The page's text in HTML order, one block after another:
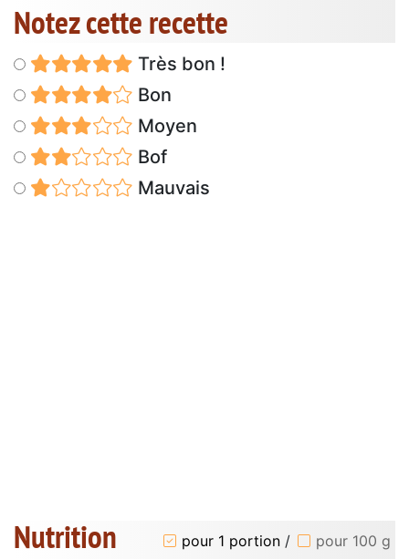
Notez cette recette
Très bon !
Bon
Moyen
Bof
Mauvais
Nutrition pour 1 portion / pour 100 g